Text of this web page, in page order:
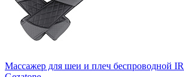
Массажер для шеи и плеч беспроводной